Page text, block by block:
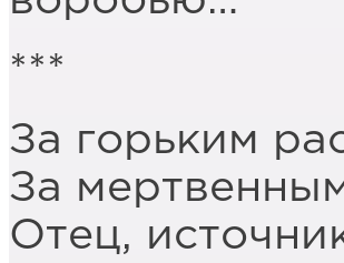
***
За горьким
За
Отец,